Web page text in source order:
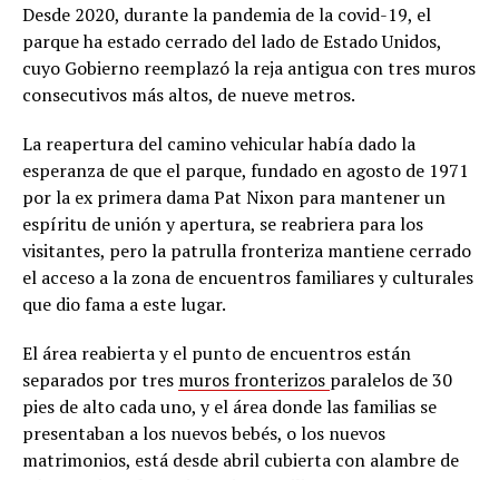
Desde 2020, durante la pandemia de la covid-19, el
parque ha estado cerrado del lado de Estado Unidos,
cuyo Gobierno reemplazó la reja antigua con tres muros
consecutivos más altos, de nueve metros.
La reapertura del camino vehicular había dado la
esperanza de que el parque, fundado en agosto de 1971
por la ex primera dama Pat Nixon para mantener un
espíritu de unión y apertura, se reabriera para los
visitantes, pero la patrulla fronteriza mantiene cerrado
el acceso a la zona de encuentros familiares y culturales
que dio fama a este lugar.
El área reabierta y el punto de encuentros están
separados por tres muros fronterizos paralelos de 30
pies de alto cada uno, y el área donde las familias se
presentaban a los nuevos bebés, o los nuevos
matrimonios, está desde abril cubierta con alambre de